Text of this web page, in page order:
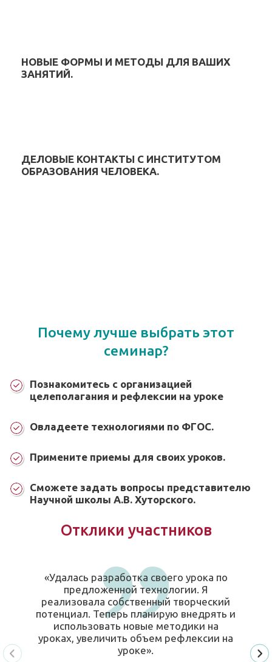
НОВЫЕ ФОРМЫ И МЕТОДЫ ДЛЯ ВАШИХ
ЗАНЯТИЙ.
ДЕЛОВЫЕ КОНТАКТЫ С ИНСТИТУТОМ
ОБРАЗОВАНИЯ ЧЕЛОВЕКА.
Почему лучше выбрать этот
семинар?
Познакомитесь с организацией
целеполагания и рефлексии на уроке
Овладеете технологиями по ФГОС.
Примените приемы для своих уроков.
Сможете задать вопросы представителю
Научной школы А.В. Хуторского.
Отклики участников
«Удалась разработка своего урока по
предложенной технологии. Я
реализовала собственный творческий
потенциал. Теперь планирую внедрять и
использовать новые методики на
уроках, увеличить объем рефлексии на
уроке».